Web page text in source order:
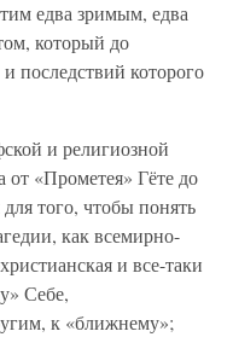
едва зримым, едва
который до
последствий которого
и религиозной
от «Прометея» Гёте до
того, чтобы понять
как всемирно-
и все-таки
Себе,
к «ближнему»;